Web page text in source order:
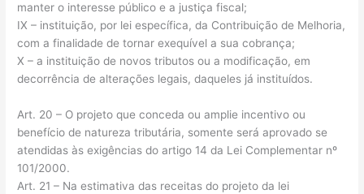
manter o interesse público e a justiça fiscal;
IX – instituição, por lei específica, da Contribuição de Melhoria,
com a finalidade de tornar exequível a sua cobrança;
X – a instituição de novos tributos ou a modificação, em
decorrência de alterações legais, daqueles já instituídos.
Art. 20 – O projeto que conceda ou amplie incentivo ou
benefício de natureza tributária, somente será aprovado se
atendidas às exigências do artigo 14 da Lei Complementar nº
101/2000.
Art. 21 – Na estimativa das receitas do projeto da lei